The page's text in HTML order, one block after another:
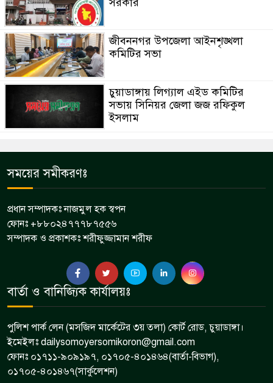
জীবননগর উপজেলা আইনশৃঙ্খলা
কমিটির সভা
চুয়াডাঙ্গায় লিগ্যাল এইড কমিটির
সভায় সিনিয়র জেলা জজ রফিকুল
ইসলাম
সময়ের সমীকরণঃ
প্রধান সম্পাদকঃ নাজমুল হক স্বপন
ফোনঃ +৮৮০২৪৭৭৭৮৭৫৫৬
সম্পাদক ও প্রকাশকঃ শরীফুজ্জামান শরীফ
বার্তা ও বানিজ্যিক কার্যালয়ঃ
পুলিশ পার্ক লেন (মসজিদ মার্কেটের ৩য় তলা) কোর্ট রোড, চুয়াডাঙ্গা।
ইমেইলঃ dailysomoyersomikoron@gmail.com
ফোনঃ ০১৭১১-৯০৯১৯৭, ০১৭০৫-৪০১৪৬৪(বার্তা-বিভাগ),
০১৭০৫-৪০১৪৬৭(সার্কুলেশন)